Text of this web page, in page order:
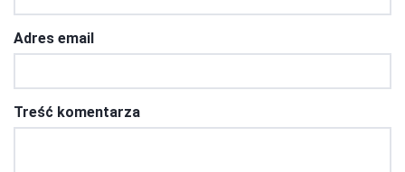
Adres email
Treść komentarza